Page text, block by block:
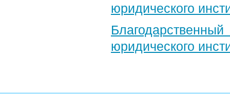
юридического
юридического